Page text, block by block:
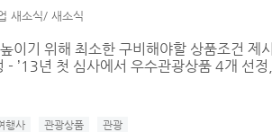
새소식/ 새소식
이기 위해 최소한 구비해야할 상품조건 제
- ’13년 첫 심사에서 우수관광상품 4개 선
행사 관광상품 관광